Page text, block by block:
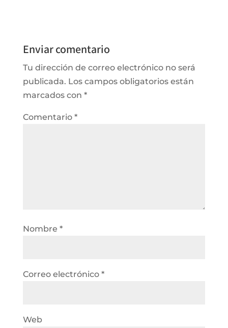
Enviar comentario
Tu dirección de correo electrónico no será
publicada. Los campos obligatorios están
marcados con *
Comentario *
Nombre *
Correo electrónico *
Web